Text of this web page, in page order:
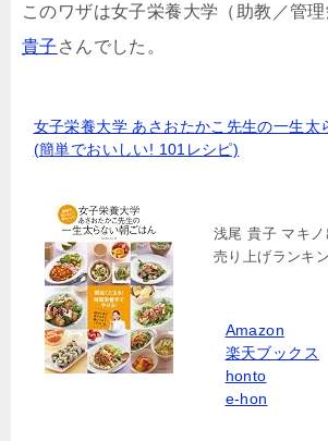
このワザは女子栄養大学（助教／管
貴子 さんでした。
女子栄養大学 あさおたかこ先生の一生太
(簡単でおいしい! 101レシピ)
浅尾 貴子 マキ
売り上げランキ
Amazon
楽天ブックス
honto
e-hon